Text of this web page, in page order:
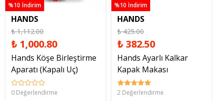
%10 İndirim
HANDS
₺ 1,112.00
₺ 1,000.80
Hands Köşe Birleştirme
Aparatı (Kapalı Uç)
0 Değerlendirme
%10 İndirim
HANDS
₺ 425.00
₺ 382.50
Hands Ayarlı Kalkar
Kapak Makası
2 Değerlendirme